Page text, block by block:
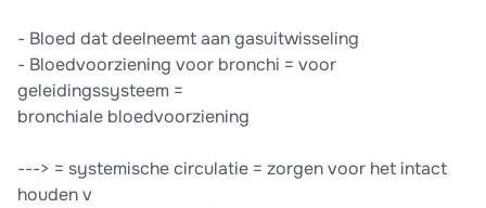
- Bloed dat deelneemt aan gasuitwisseling
- Bloedvoorziening voor bronchi = voor
geleidingssysteem =
bronchiale bloedvoorziening
---> = systemische circulatie = zorgen voor het intact
houden v